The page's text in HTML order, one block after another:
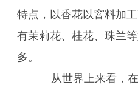
特点，以香花以窨料加
有茉莉花、桂花、珠兰
多。
从世界上来看，在